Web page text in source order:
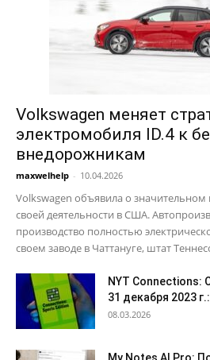
Volkswagen меняет
электромобиля ID.4 к
внедорожникам
maxwelhelp - 10.04.2026
Volkswagen объявила о значительном
своей деятельности в США.
производство полностью
своем заводе в Чаттануге, штат
NYT Connections:
31 декабря 2023
08.03.2026